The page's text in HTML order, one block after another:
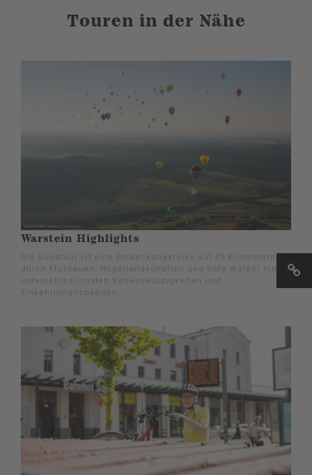
Touren in der Nähe
Warstein Highlights
Die Rundtour ist eine Entdeckungsreise auf 43 Kilometern
durch Flussauen, Hügellandschaften und tiefe Wälder mit
unterschiedlichsten Sehenswürdigkeiten und
Einkehrmöglichkeiten.